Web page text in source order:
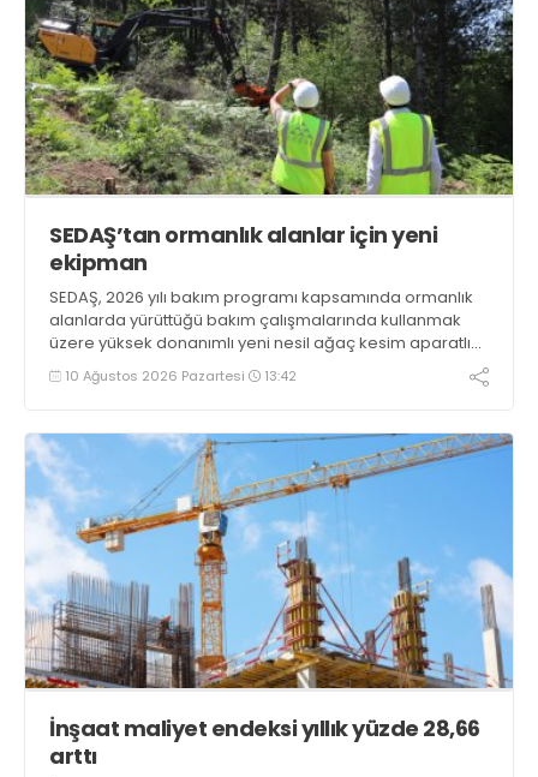
SEDAŞ’tan ormanlık alanlar için yeni
ekipman
SEDAŞ, 2026 yılı bakım programı kapsamında ormanlık
alanlarda yürüttüğü bakım çalışmalarında kullanmak
üzere yüksek donanımlı yeni nesil ağaç kesim aparatlı
ekskavatörü hizmete aldı
10 Ağustos 2026 Pazartesi 13:42
İnşaat maliyet endeksi yıllık yüzde 28,66
arttı